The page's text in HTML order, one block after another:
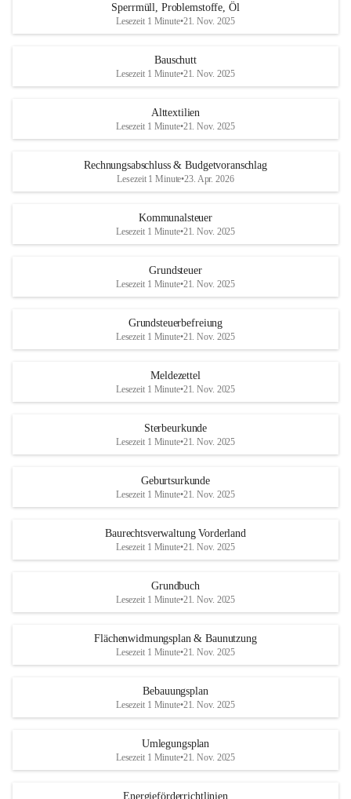
Sperrmüll, Problemstoffe, Öl
Lesezeit 1 Minute•21. Nov. 2025
Bauschutt
Lesezeit 1 Minute•21. Nov. 2025
Alttextilien
Lesezeit 1 Minute•21. Nov. 2025
Rechnungsabschluss & Budgetvoranschlag
Lesezeit 1 Minute•23. Apr. 2026
Kommunalsteuer
Lesezeit 1 Minute•21. Nov. 2025
Grundsteuer
Lesezeit 1 Minute•21. Nov. 2025
Grundsteuerbefreiung
Lesezeit 1 Minute•21. Nov. 2025
Meldezettel
Lesezeit 1 Minute•21. Nov. 2025
Sterbeurkunde
Lesezeit 1 Minute•21. Nov. 2025
Geburtsurkunde
Lesezeit 1 Minute•21. Nov. 2025
Baurechtsverwaltung Vorderland
Lesezeit 1 Minute•21. Nov. 2025
Grundbuch
Lesezeit 1 Minute•21. Nov. 2025
Flächenwidmungsplan & Baunutzung
Lesezeit 1 Minute•21. Nov. 2025
Bebauungsplan
Lesezeit 1 Minute•21. Nov. 2025
Umlegungsplan
Lesezeit 1 Minute•21. Nov. 2025
Energieförderrichtlinien